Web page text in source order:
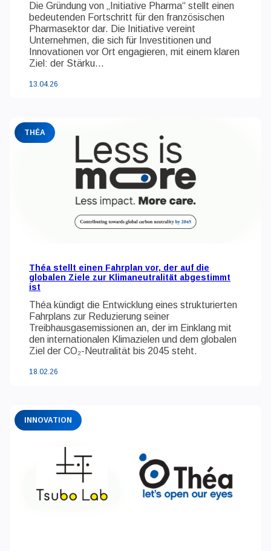
Die Gründung von „Initiative Pharma“ stellt einen
bedeutenden Fortschritt für den französischen
Pharmasektor dar. Die Initiative vereint
Unternehmen, die sich für Investitionen und
Innovationen vor Ort engagieren, mit einem klaren
Ziel: der Stärku...
13.04.26
THÉA
Théa stellt einen Fahrplan vor, der auf die
globalen Ziele zur Klimaneutralität abgestimmt
ist
Théa kündigt die Entwicklung eines strukturierten
Fahrplans zur Reduzierung seiner
Treibhausgasemissionen an, der im Einklang mit
den internationalen Klimazielen und dem globalen
Ziel der CO₂-Neutralität bis 2045 steht.
18.02.26
INNOVATION